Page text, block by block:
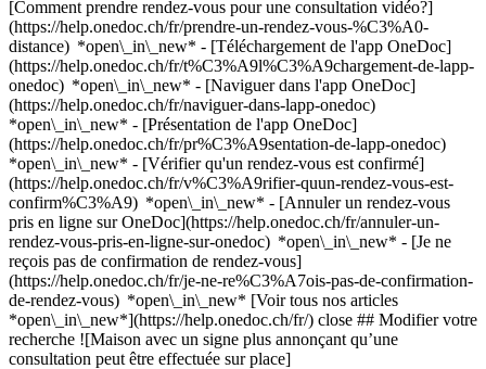
[Comment prendre rendez-vous pour une consultation vidéo?]
(https://help.onedoc.ch/fr/prendre-un-rendez-vous-%C3%A0-
distance) *open\_in\_new* - [Téléchargement de l'app OneDoc]
(https://help.onedoc.ch/fr/t%C3%A9l%C3%A9chargement-de-lapp-
onedoc) *open\_in\_new* - [Naviguer dans l'app OneDoc]
(https://help.onedoc.ch/fr/naviguer-dans-lapp-onedoc)
*open\_in\_new* - [Présentation de l'app OneDoc]
(https://help.onedoc.ch/fr/pr%C3%A9sentation-de-lapp-onedoc)
*open\_in\_new* - [Vérifier qu'un rendez-vous est confirmé](https://help.onedoc.ch/fr/v%C3%A9rifier-quun-rendez-vous-est-confirm%C3%A9) *open\_in\_new* - [Annuler un rendez-vous pris en ligne sur OneDoc](https://help.onedoc.ch/fr/annuler-un-rendez-vous-pris-en-ligne-sur-onedoc) *open\_in\_new* - [Je ne reçois pas de confirmation de rendez-vous](https://help.onedoc.ch/fr/je-ne-re%C3%A7ois-pas-de-confirmation-de-rendez-vous) *open\_in\_new* [Voir tous nos articles *open\_in\_new*](https://help.onedoc.ch/fr/) close ## Modifier votre recherche ![Maison avec un signe plus annonçant qu’une consultation peut être effectuée sur place](https://www.onedoc.ch/assets/images/icons/on-site.svg) Sur place ![Caméra avec un symbole lecture annonçant qu’une consultation peut être effectuée à distance en vidéo](https://www.onedoc.ch/assets/images/icons/remote.svg) À distance Rechercher #### Spécialités #### Praticiens #### Établissements edit Contraception d'urgence à Plan-les-Ouates tune Filtrer par Nouveaux patients*keyboard\_arrow\_down* - Acceptés*check\_circle* Langue parlée*keyboard\_arrow\_down* - Albanais*check\_circle* - Allemand*check\_circle* - Anglais*check\_circle* - Arabe*check\_circle* - Espagnol*check\_circle* - Français*check\_circle* - Italien*check\_circle* - Persan*check\_circle* - Peul*check\_circle* - Polonais*check\_circle* - Portugais*check\_circle* - Roumain*check\_circle* - Russe*check\_circle* - Tamoul*check\_circle* - Tchèque*check\_circle* - Turc*check\_circle* - Vietnamien*check\_circle* Sexe*keyboard\_arrow\_down* - Femme*check\_circle* - Homme*check\_circle* Réseau*keyboard\_arrow\_down* - Sun Store*check\_circle* - Hirslanden*check\_circle* - Swiss Medical Network*check\_circle* Disponibilité*keyboard\_arrow\_down* - Disponible aujourdhui*check\_circle* - Dans les 3 prochains jours*check\_circle* - Dans les 7 prochains jours*check\_circle* - Dans les 14 prochains jours*check\_circle* # __Contraception d'urgence__ à __Plan-les-Ouates__: prenez rendez-vous en ligne aujourd'hui ## 1 résultat à Plan-les-Ouates [![Pharmacie Populaire Plan-Les-Ouates, prestations de santé en pharmacie à Plan-les-Ouates](https://assets.onedoc.ch/images/users/41524f7b621f1c1d9e99ef2484c4524486602d8e2d600819de36dc8aa7a974e9-small.jpg "Pharmacie Populaire Plan-Les-Ouates, prestations de santé en pharmacie à Plan-les-Ouates")](https://www.onedoc.ch/fr/prestations-de-sante-en-pharmacie/plan-les-ouates/pcfvh/pharmacie-populaire-plan-les-ouates) ### [Pharmacie Populaire Plan-Les-Ouates](https://www.onedoc.ch/fr/prestations-de-sante-en-pharmacie/plan-les-ouates/pcfvh/pharmacie-populaire-plan-les-ouates) ![Badge indiquant un profil vérifié](https://www.onedoc.ch/assets/images/icons/checkmark.svg) [Prestations de santé en pharmacie](https://www.onedoc.ch/fr/prestations-de-sante-en-pharmacie/plan-les-ouates) [Pharmacie Populaire Plan-Les-Ouates](https://www.onedoc.ch/fr/pharmacie/plan-les-ouates/e41j/pharmacie-populaire-plan-les-ouates) Route de Saint-Julien 176 1228 Plan-les-Ouates ![Icône patient avec un signe plus annonçant que le professionnel accepte de nouveaux patients](https://www.onedoc.ch/assets/images/icons/new-patients.svg)Accepte les nouveaux patients [Réserver un RDV](https://www.onedoc.ch/fr/prestations-de-sante-en-pharmacie/plan-les-ouates/pcfvh/pharmacie-populaire-plan-les-ouates) Expertises: Contraception d'urgence, [Dépistage du cancer colorectal](https://www.onedoc.ch/fr/depistage-du-cancer-colorectal/plan-les-ouates), [Mesure de la glycémie](https://www.onedoc.ch/fr/mesure-de-la-glycemie/plan-les-ouates), [Mesure de la pression artérielle | Tension](https://www.onedoc.ch/fr/mesure-de-la-pression-arterielle-tension/plan-les-ouates), [Test streptocoques](https://www.onedoc.ch/fr/test-streptocoques/plan-les-ouates), [Vaccination encéphalite à tiques (FSME)](https://www.onedoc.ch/fr/vaccination-encephalite-a-tiques-fsme/plan-les-ouates), [Vaccination rougeole - rubéole - oreillon (ROR)](https://www.onedoc.ch/fr/vaccination-rougeole-rubeole-oreillon-ror/plan-les-ouates)Voir plus *chevron\_left* lun. 03 août *chevron\_right* Voir plus de rendez-vous *error\_outline* Une erreur s'est produite lors du chargement des disponibilités [Réessayer](https://www.onedoc.ch) Expertises: Contraception d'urgence, [Dépistage du cancer colorectal](https://www.onedoc.ch/fr/depistage-du-cancer-colorectal/plan-les-ouates), [Mesure de la glycémie](https://www.onedoc.ch/fr/mesure-de-la-glycemie/plan-les-ouates), [Mesure de la pression artérielle | Tension](https://www.onedoc.ch/fr/mesure-de-la-pression-arterielle-tension/plan-les-ouates), [Test streptocoques](https://www.onedoc.ch/fr/test-streptocoques/plan-les-ouates), [Vaccination encéphalite à tiques (FSME)](https://www.onedoc.ch/fr/vaccination-encephalite-a-tiques-fsme/plan-les-ouates), [Vaccination rougeole - rubéole - oreillon (ROR)](https://www.onedoc.ch/fr/vaccination-rougeole-rubeole-oreillon-ror/plan-les-ouates)Voir plus ## __Contraception d'urgence__: d'autres spécialistes sont réservables en ligne dans les environs de __Plan-les-Ouates__ [![Pharmacie d'Onex, pharmacie à Onex](https://assets.onedoc.ch/images/entities/a5294eeb8aefb72ecd89a3ac6bdb08e223459106ad0bf7eeca61937efb61fbc2-small.png "Pharmacie d'Onex, pharmacie à Onex")](https://www.onedoc.ch/fr/pharmacie/onex/e6vw/pharmacie-d-onex) ### [Pharmacie d'Onex](https://www.onedoc.ch/fr/pharmacie/onex/e6vw/pharmacie-d-onex) ![Badge indiquant un profil vérifié](https://www.onedoc.ch/assets/images/icons/checkmark.svg) Pharmacie Chemin de l'Auberge 2 1213 Onex ![Icône patient avec un signe plus annonçant que le professionnel accepte de nouveaux patients](https://www.onedoc.ch/assets/images/icons/new-patients.svg)Accepte les nouveaux patients [Réserver un RDV](https://www.onedoc.ch/fr/pharmacie/onex/e6vw/pharmacie-d-onex) *chevron\_left* lun. 03 août *chevron\_right* Voir plus de rendez-vous *error\_outline* Une erreur s'est produite lors du chargement des disponibilités [Réessayer](https://www.onedoc.ch) [![Sun Store Petit-Lancy, pharmacie à Lancy](https://assets.onedoc.ch/images/entities/602e1712b36c5929bb780a3cf4a363a05435660cadb4347a2b0f2549fc903e42-small.png "Sun Store Petit-Lancy, pharmacie à Lancy")](https://www.onedoc.ch/fr/pharmacie/lancy/e4q1/sun-store-petit-lancy) ### [Sun Store Petit-Lancy](https://www.onedoc.ch/fr/pharmacie/lancy/e4q1/sun-store-petit-lancy) ![Badge indiquant un profil vérifié](https://www.onedoc.ch/assets/images/icons/checkmark.svg) Pharmacie Route de Chancy 71 1213 Lancy ![Icône patient avec un signe plus annonçant que le professionnel accepte de nouveaux patients](https://www.onedoc.ch/assets/images/icons/new-patients.svg)Accepte les nouveaux patients [Réserver un RDV](https://www.onedoc.ch/fr/pharmacie/lancy/e4q1/sun-store-petit-lancy) *chevron\_left* lun. 03 août *chevron\_right* Voir plus de rendez-vous *error\_outline* Une erreur s'est produite lors du chargement des disponibilités [Réessayer](https://www.onedoc.ch) [![Pharmacieplus des Fontaines, prestations de santé en pharmacie à Carouge](https://assets.onedoc.ch/images/users/f33f8ec01f86542ed85445d6db77c9fd6724be23b68fd02446f976388319aa28-small.jpg "Pharmacieplus des Fontaines, prestations de santé en pharmacie à Carouge")](https://www.onedoc.ch/fr/prestations-de-sante-en-pharmacie/carouge/pb839/pharmacieplus-des-fontaines) ### [Pharmacieplus des Fontaines](https://www.onedoc.ch/fr/prestations-de-sante-en-pharmacie/carouge/pb839/pharmacieplus-des-fontaines) ![Badge indiquant un profil vérifié](https://www.onedoc.ch/assets/images/icons/checkmark.svg) [Prestations de santé en pharmacie](https://www.onedoc.ch/fr/prestations-de-sante-en-pharmacie/carouge) [Pharmacieplus des Fontaines](https://www.onedoc.ch/fr/pharmacie/carouge/e20k/pharmacieplus-des-fontaines) Avenue Vibert 20 1227 Carouge ![Icône patient avec un signe plus annonçant que le professionnel accepte de nouveaux patients](https://www.onedoc.ch/assets/images/icons/new-patients.svg)Accepte les nouveaux patients [Réserver un RDV](https://www.onedoc.ch/fr/prestations-de-sante-en-pharmacie/carouge/pb839/pharmacieplus-des-fontaines) Expertises:[Contraception d'urgence](https://www.onedoc.ch/fr/contraception-d-urgence/carouge), [Prévention cardio-vasculaire | CardioCheck | CardioTest](https://www.onedoc.ch/fr/prevention-cardio-vasculaire-cardiocheck-cardiotest/carouge), [Allergie | AllergoTest | Bilan allergologique](https://www.onedoc.ch/fr/allergie-allergotest-bilan-allergologique/carouge), [Test streptocoques](https://www.onedoc.ch/fr/test-streptocoques/carouge), [Vaccination encéphalite à tiques (FSME)](https://www.onedoc.ch/fr/vaccination-encephalite-a-tiques-fsme/carouge), [Vaccination rougeole - rubéole - oreillon (ROR)](https://www.onedoc.ch/fr/vaccination-rougeole-rubeole-oreillon-ror/carouge), [Perçage d'oreilles](https://www.onedoc.ch/fr/percage-d-oreilles/carouge), [Vaccination tétanos - diphtérie - coqueluche (DTP)](https://www.onedoc.ch/fr/vaccination-tetanos-diphterie-coqueluche-dtp/carouge), [Dépistage du cancer colorectal](https://www.onedoc.ch/fr/depistage-du-cancer-colorectal/carouge), [Infection urinaire | Cystite](https://www.onedoc.ch/fr/infection-urinaire-cystite/carouge), [Maux de gorge | Angine](https://www.onedoc.ch/fr/maux-de-gorge-angine/carouge), [Mesure du cholestérol](https://www.onedoc.ch/fr/mesure-du-cholesterol/carouge), [Mesure du taux de fer | Ferritine](https://www.onedoc.ch/fr/mesure-du-taux-de-fer-ferritine/carouge), [Mesure de la glycémie](https://www.onedoc.ch/fr/mesure-de-la-glycemie/carouge), [Retrait de tique](https://www.onedoc.ch/fr/retrait-de-tique/carouge), [Mesure de la pression artérielle | Tension](https://www.onedoc.ch/fr/mesure-de-la-pression-arterielle-tension/carouge), [Vaccination Zona](https://www.onedoc.ch/fr/vaccination-zona/carouge), [Soins des plaies | Soins pansements](https://www.onedoc.ch/fr/soins-des-plaies-soins-pansements/carouge), [Test de gly